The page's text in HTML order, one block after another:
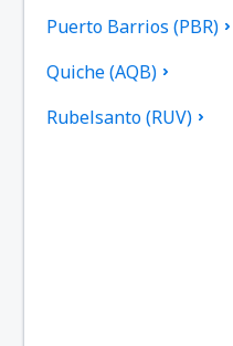
Puerto Barrios (PBR)
Quiche (AQB)
Rubelsanto (RUV)